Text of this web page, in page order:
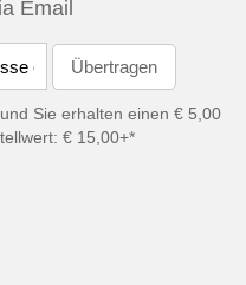
Email
Sie erhalten einen € 5,00
€ 15,00+*